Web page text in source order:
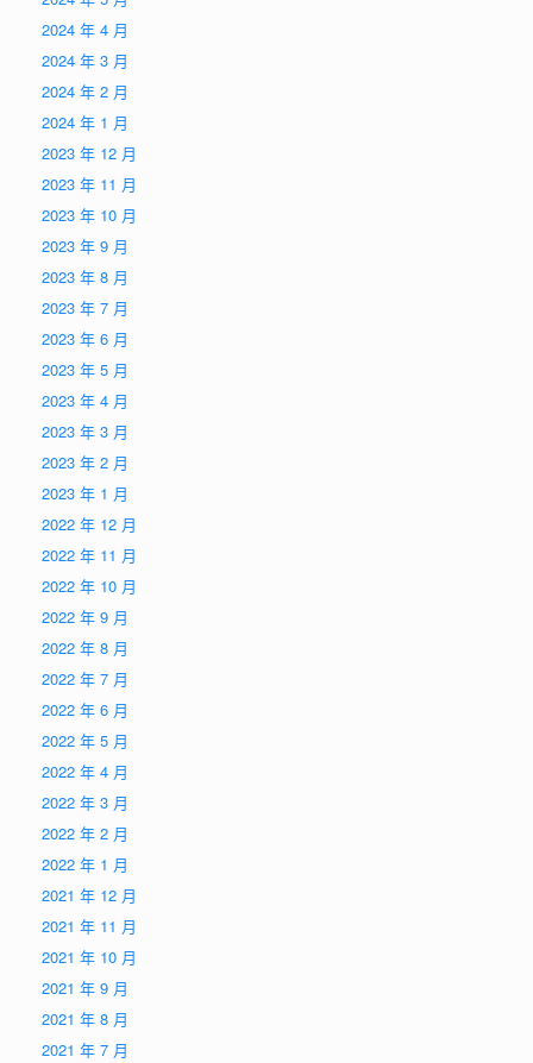
2024 年 4 月
2024 年 3 月
2024 年 2 月
2024 年 1 月
2023 年 12 月
2023 年 11 月
2023 年 10 月
2023 年 9 月
2023 年 8 月
2023 年 7 月
2023 年 6 月
2023 年 5 月
2023 年 4 月
2023 年 3 月
2023 年 2 月
2023 年 1 月
2022 年 12 月
2022 年 11 月
2022 年 10 月
2022 年 9 月
2022 年 8 月
2022 年 7 月
2022 年 6 月
2022 年 5 月
2022 年 4 月
2022 年 3 月
2022 年 2 月
2022 年 1 月
2021 年 12 月
2021 年 11 月
2021 年 10 月
2021 年 9 月
2021 年 8 月
2021 年 7 月